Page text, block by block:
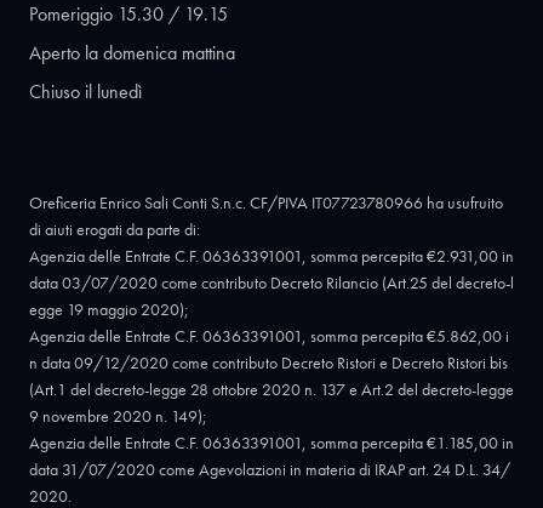
Pomeriggio 15.30 / 19.15
Aperto la domenica mattina
Chiuso il lunedì
Oreficeria Enrico Sali Conti S.n.c. CF/PIVA IT07723780966 ha usufruito
di aiuti erogati da parte di:
Agenzia delle Entrate C.F. 06363391001, somma percepita €2.931,00 in
data 03/07/2020 come contributo Decreto Rilancio (Art.25 del decreto-l
egge 19 maggio 2020);
Agenzia delle Entrate C.F. 06363391001, somma percepita €5.862,00 i
n data 09/12/2020 come contributo Decreto Ristori e Decreto Ristori bis
(Art.1 del decreto-legge 28 ottobre 2020 n. 137 e Art.2 del decreto-legge
9 novembre 2020 n. 149);
Agenzia delle Entrate C.F. 06363391001, somma percepita €1.185,00 in
data 31/07/2020 come Agevolazioni in materia di IRAP art. 24 D.L. 34/
2020.